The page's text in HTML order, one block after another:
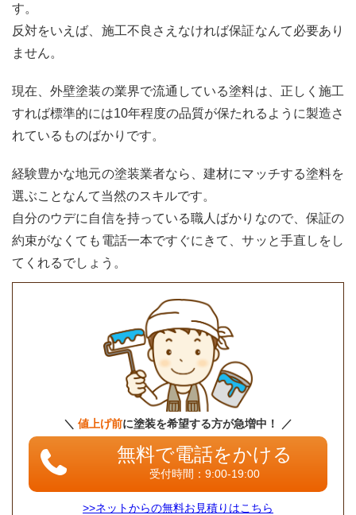
す。
反対をいえば、施工不良さえなければ保証なんて必要あり
ません。
現在、外壁塗装の業界で流通している塗料は、正しく施工
すれば標準的には10年程度の品質が保たれるように製造さ
れているものばかりです。
経験豊かな地元の塗装業者なら、建材にマッチする塗料を
選ぶことなんて当然のスキルです。
自分のウデに自信を持っている職人ばかりなので、保証の
約束がなくても電話一本ですぐにきて、サッと手直しをし
てくれるでしょう。
＼ 値上げ前に塗装を希望する方が急増中！ ／
無料で電話をかける
受付時間：9:00-19:00
>>ネットからの無料お見積りはこちら